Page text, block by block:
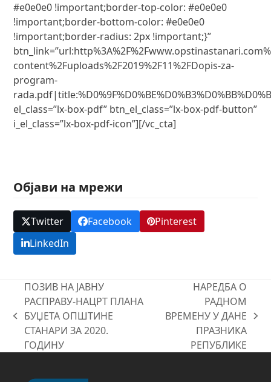
#e0e0e0 !important;border-top-color: #e0e0e0
!important;border-bottom-color: #e0e0e0
!important;border-radius: 2px !important;}”
content%2Fuploads%2F2019%2F11%2FDopis-za-
program-
el_class=”lx-box-pdf” btn_el_class=”lx-box-pdf-button”
i_el_class=”lx-box-pdf-icon”][/vc_cta]
Објави на мрежи
Twitter Facebook
Pinterest
LinkedIn
previous
post:
ПОЗИВ НА ЈАВНУ
РАСПРАВУ-НАЦРТ ПЛАНА
БУЏЕТА ОПШТИНЕ
СТАНАРИ ЗА 2020.
ГОДИНУ
next
НАРЕДБА О
РАДНОМ
ВРЕМЕНУ У ДАНЕ
ПРАЗНИКА
РЕПУБЛИКЕ